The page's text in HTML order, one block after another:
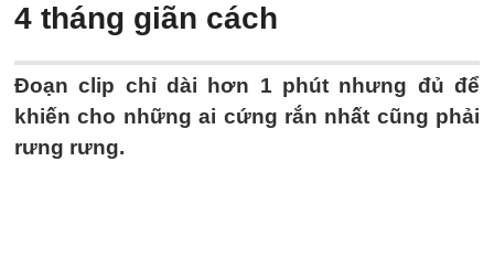
4 tháng giãn cách
Đoạn clip chỉ dài hơn 1 phút nhưng đủ để
khiến cho những ai cứng rắn nhất cũng phải
rưng rưng.